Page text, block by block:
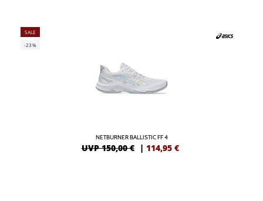
SALE
-23%
NETBURNER BALLISTIC FF 4
UVP 150,00 € | 114,95 €